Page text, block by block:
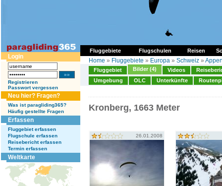
Fluggebiete Flugschulen Reisen
Login
Registrieren
Passwort vergessen
Neu hier? Fragen?
Was ist paragliding365?
Häufig gestellte Fragen
Erfassen
Fluggebiet erfassen
Flugschule erfassen
Reisebericht erfassen
Termin erfassen
Weltkarte
Home » Fluggebiete » Europa » Schweiz »
Fluggebiet Bilder (4) Videos
Umgebung
OLC Unterkünfte
Kronberg, 1663 Meter
26.01.2008